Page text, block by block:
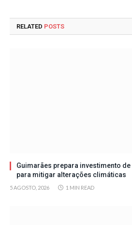
RELATED POSTS
Guimarães prepara investimento
para mitigar alterações climáticas
5 AGOSTO, 2026 1 MIN READ